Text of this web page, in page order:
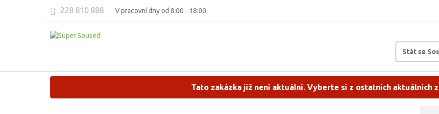
228 810 888 V pracovní dny od 8:00 - 18:00.
Stát se
Tato zakázka již není aktuální. Vyberte si z ostatních aktuálních